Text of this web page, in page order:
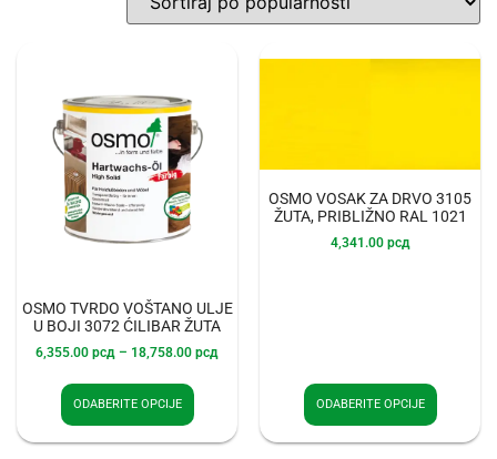
OSMO TVRDO VOŠTANO ULJE
U BOJI 3072 ĆILIBAR ŽUTA
6,355.00 рсд – 18,758.00 рсд
ODABERITE OPCIJE
OSMO VOSAK ZA DRVO 3105
ŽUTA, PRIBLIŽNO RAL 1021
4,341.00 рсд
ODABERITE OPCIJE